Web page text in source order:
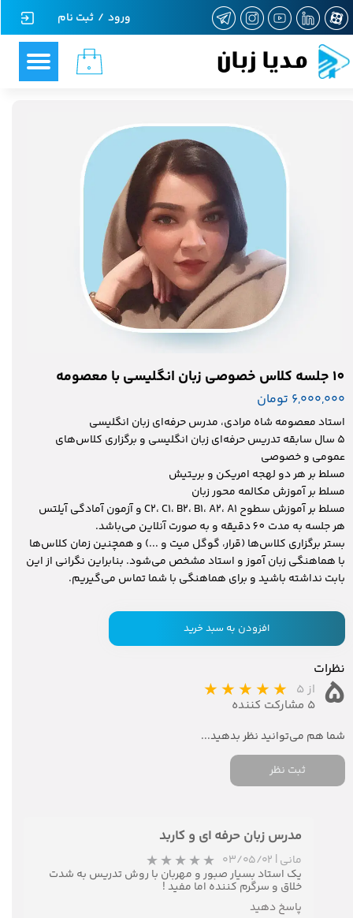
مدیا زبان ۰
ورود / ثبت نام
حساب کاربری من
تغییر گذر واژه
خروج از حساب کاربری
10 جلسه کلاس خصوصی زبان انگلیسی با معصومه
۶,۰۰۰,۰۰۰ تومان
استاد معصومه شاه مرادی، مدرس حرفه‌ای زبان انگلیسی
5 سال سابقه تدریس حرفه‌ای زبان انگلیسی و برگزاری کلاس‌های
عمومی و خصوصی
مسلط بر هر دو لهجه امریکن و بریتیش
مسلط بر آموزش مکالمه محور زبان
مسلط بر آموزش سطوح C2، C1، B2، B1، A2، A1 و آزمون آمادگی آیلتس
هر جلسه به مدت 60 دقیقه و به صورت آنلاین می‌باشد.
بستر برگزاری کلاس‌ها (قرار، گوگل میت و ...) و همچنین زمان کلاس‌ها
با هماهنگی زبان آموز و استاد مشخص می‌شود. بنابراین نگرانی از این
بابت نداشته باشید و برای هماهنگی با شما تماس می‌گیریم.
افزودن به سبد خرید
نظرات
۵ از ۵
۵ مشارکت کننده
ثبت نظر
مدرس زبان حرفه ای و کاربد
مانی | ۰۳/۰۵/۰۲
یک استاد بسیار صبور و مهربان با روش تدریس به شدت
خلاق و سرگرم کننده اما مفید !
پاسخ دهید